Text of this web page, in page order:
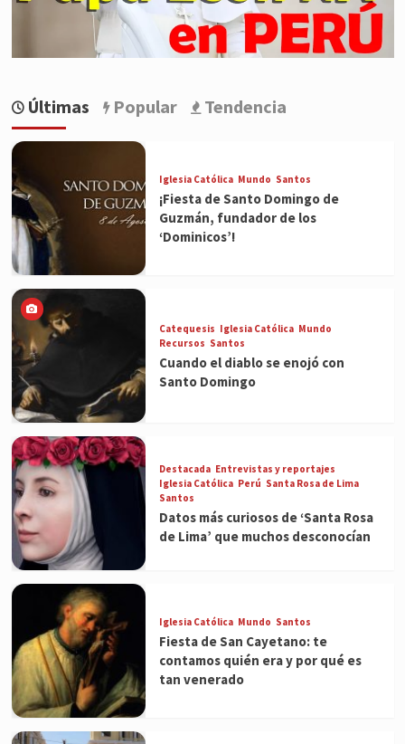
Últimas Popular Tendencia
Iglesia Católica Mundo Santos
¡Fiesta de Santo Domingo de
Guzmán, fundador de los
‘Dominicos’!
Catequesis Iglesia Católica Mundo
Recursos Santos
Cuando el diablo se enojó con
Santo Domingo
Destacada Entrevistas y reportajes
Iglesia Católica Perú Santa Rosa de Lima
Santos
Datos más curiosos de ‘Santa Rosa
de Lima’ que muchos desconocían
Iglesia Católica Mundo Santos
Fiesta de San Cayetano: te
contamos quién era y por qué es
tan venerado